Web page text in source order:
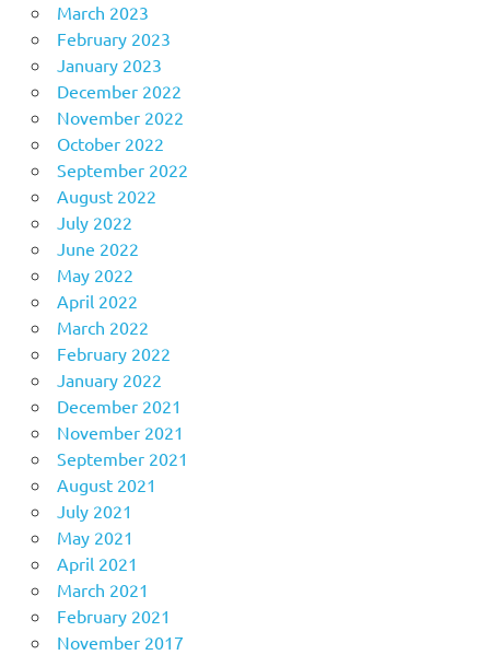
March 2023
February 2023
January 2023
December 2022
November 2022
October 2022
September 2022
August 2022
July 2022
June 2022
May 2022
April 2022
March 2022
February 2022
January 2022
December 2021
November 2021
September 2021
August 2021
July 2021
May 2021
April 2021
March 2021
February 2021
November 2017